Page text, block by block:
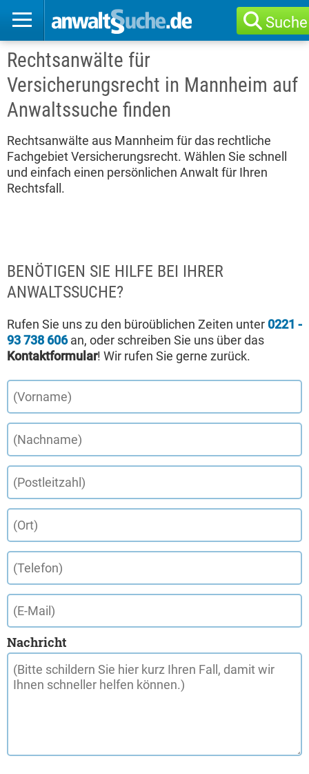
Suche
Rechtsanwälte für
Versicherungsrecht in Mannheim auf
Anwaltssuche finden
Rechtsanwälte aus Mannheim für das rechtliche
Fachgebiet Versicherungsrecht. Wählen Sie schnell
und einfach einen persönlichen Anwalt für Ihren
Rechtsfall.
BENÖTIGEN SIE HILFE BEI IHRER
ANWALTSSUCHE?
Rufen Sie uns zu den büroüblichen Zeiten unter 0221 -
93 738 606an, oder schreiben Sie uns über das
Kontaktformular! Wir rufen Sie gerne zurück.
Nachricht